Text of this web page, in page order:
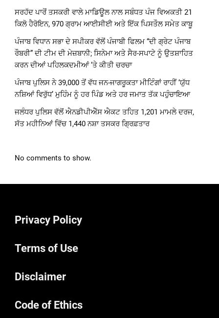
ਸਰਹੱਦ ਪਾਰੋਂ ਤਸਕਰੀ ਵਾਲੇ ਮਾਡਿਊਲ ਨਾਲ ਸਬੰਧਤ ਪੰਜ ਵਿਅਕਤੀ 21
ਕਿਲੋ ਹੈਰੋਇਨ, 970 ਗ੍ਰਾਮ ਆਈਸੀਈ ਅਤੇ ਇੱਕ ਪਿਸਤੌਲ ਸਮੇਤ ਕਾਬੂ
ਪੰਜਾਬ ਵਿਧਾਨ ਸਭਾ ਦੇ ਸਪੀਕਰ ਵੱਲੋਂ ਪੰਜਾਬੀ ਫਿਲਮ “ਦੀ ਗ੍ਰੇਟ ਪੰਜਾਬ
ਰੌਬਰੀ” ਦੀ ਟੀਮ ਦੀ ਮੇਜ਼ਬਾਨੀ; ਸਿਨੇਮਾ ਅਤੇ ਸੈਰ-ਸਪਾਟੇ ਨੂੰ ਉਤਸ਼ਾਹਿਤ
ਕਰਨ ਦੀਆਂ ਪਹਿਲਕਦਮੀਆਂ ‘ਤੇ ਕੀਤੀ ਚਰਚਾ
ਪੰਜਾਬ ਪੁਲਿਸ ਨੇ 39,000 ਤੋਂ ਵੱਧ ਜਨ-ਜਾਗਰੂਕਤਾ ਮੀਟਿੰਗਾਂ ਰਾਹੀਂ ‘ਯੁੱਧ
ਨਸ਼ਿਆਂ ਵਿਰੁੱਧ’ ਮੁਹਿੰਮ ਨੂੰ ਹਰ ਪਿੰਡ ਅਤੇ ਹਰ ਜਮਾਤ ਤੱਕ ਪਹੁੰਚਾਇਆ
ਜਲੰਧਰ ਪੁਲਿਸ ਵੱਲੋਂ ਐਨਡੀਪੀਐੱਸ ਐਕਟ ਤਹਿਤ 1,201 ਮਾਮਲੇ ਦਰਜ,
ਸੱਤ ਮਹੀਨਿਆਂ ਵਿੱਚ 1,440 ਨਸ਼ਾ ਤਸਕਰ ਗ੍ਰਿਫ਼ਤਾਰ
No comments to show.
Privacy Policy
Terms of Use
Disclaimer
Code of Ethics